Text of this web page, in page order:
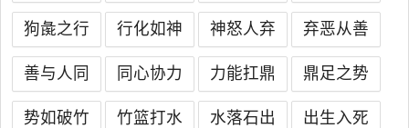
狗彘之行 行化如神 神怒人弃 弃恶从善
善与人同 同心协力 力能扛鼎 鼎足之势
势如破竹 竹篮打水 水落石出 出生入死